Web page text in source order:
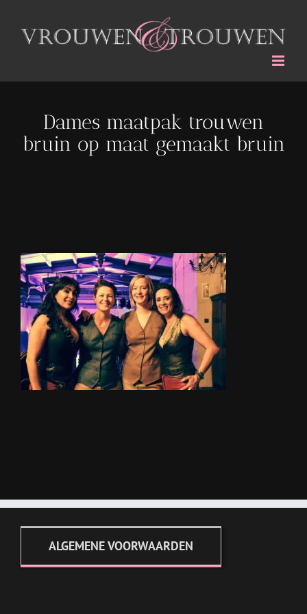
naar
inhoud
Dames maatpak trouwen
bruin op maat gemaakt bruin
ALGEMENE VOORWAARDEN